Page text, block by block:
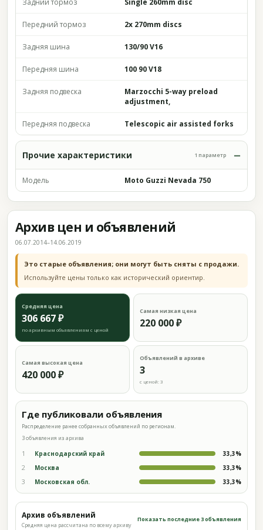
Задний тормоз Single 260mm disc
Передний тормоз 2x 270mm discs
Задняя шина 130/90 V16
Передняя шина 100 90 V18
Задняя подвеска
Marzocchi 5-way preload
adjustment,
Передняя подвеска Telescopic air assisted forks
Прочие характеристики 1 параметр
Модель Moto Guzzi Nevada 750
Архив цен и объявлений
06.07.2014–14.06.2019
Это старые объявления; они могут быть сняты с продажи.
Используйте цены только как исторический ориентир.
Средняя цена
306 667 ₽
по архивным объявлениям с ценой
Самая низкая цена
220 000 ₽
Самая высокая цена
420 000 ₽
Объявлений в архиве
3
с ценой: 3
Где публиковали объявления
Распределение ранее собранных объявлений по регионам.
3 объявления из архива
1 Краснодарский край 33,3%
2 Москва 33,3%
3 Московская обл. 33,3%
Архив объявлений
Средняя цена рассчитана по всему архиву
Показать последние 3 объявления